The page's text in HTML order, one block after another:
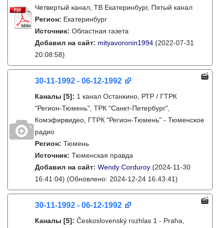
Четвертый канал, ТВ Екатеринбург, Пятый канал
Регион: Екатеринбург
Источник: Областная газета
Добавил на сайт: mityavoronin1994 (2022-07-31
20:08:58)
30-11-1992 - 06-12-1992
Каналы [5]: 1 канал Останкино, РТР / ГТРК
"Регион-Тюмень", ТРК "Санкт-Петербург",
Комэфирвидео, ГТРК "Регион-Тюмень" - Тюменское
радио
Регион: Тюмень
Источник: Тюменская правда
Добавил на сайт: Wendy Corduroy (2024-11-30
16:41:04) (Обновлено: 2024-12-24 16:43:41)
30-11-1992 - 06-12-1992
Каналы [5]: Československý rozhlas 1 - Praha,